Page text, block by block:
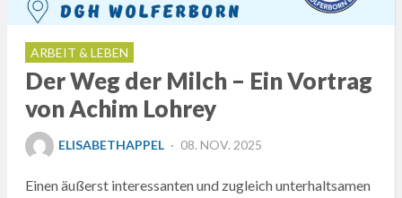
ARBEIT & LEBEN
Der Weg der Milch – Ein Vortrag
von Achim Lohrey
ELISABETHAPPEL
POSTED
08. NOV. 2025
Einen äußerst interessanten und zugleich unterhaltsamen